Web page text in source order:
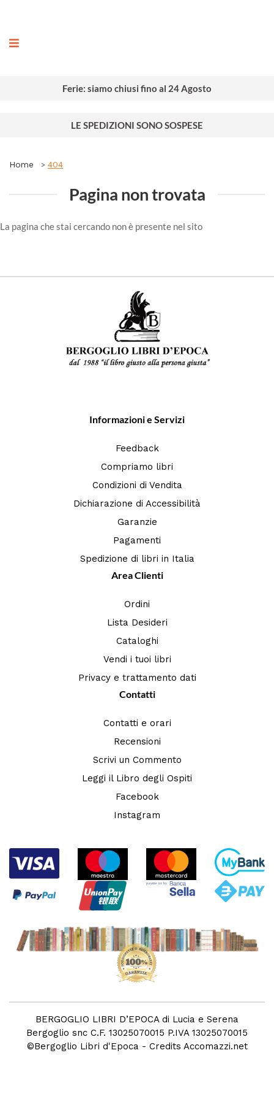
Ferie: siamo chiusi fino al 24 Agosto
LE SPEDIZIONI SONO SOSPESE
Home 404
Pagina non trovata
La pagina che stai cercando non è presente nel sito
Informazioni e Servizi
Feedback
Compriamo libri
Condizioni di Vendita
Dichiarazione di Accessibilità
Garanzie
Pagamenti
Spedizione di libri in Italia
Area Clienti
Ordini
Lista Desideri
Cataloghi
Vendi i tuoi libri
Privacy e trattamento dati
Contatti
Contatti e orari
Recensioni
Scrivi un Commento
Leggi il Libro degli Ospiti
Facebook
Instagram
BERGOGLIO LIBRI D’EPOCA di Lucia e Serena
Bergoglio snc C.F. 13025070015 P.IVA 13025070015
©Bergoglio Libri d'Epoca - Credits Accomazzi.net